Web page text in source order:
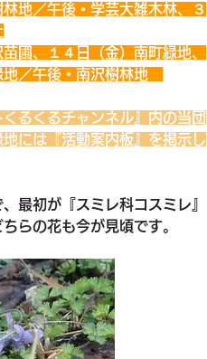
地／午後・学芸大雑木林、３
圃、１４日（金）南町緑地、
地／午後・南沢樹林地
るくるチャンネル』内の当団
には『活動案内板』を掲示し
最初が『スミレ科コスミレ』
らの花も今が見頃です。